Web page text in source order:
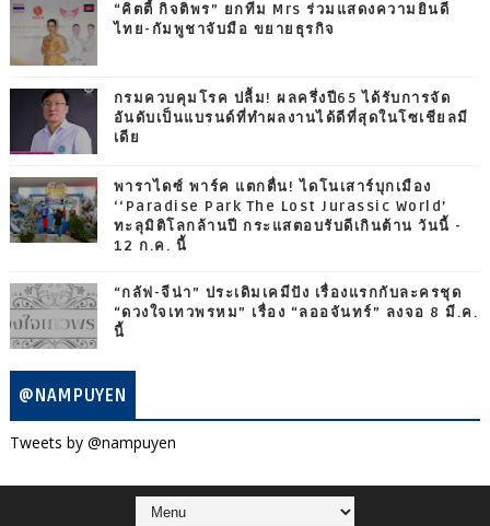
“คิตตี้ กิจติพร” ยกทีม Mrs ร่วมแสดงความยินดี
ไทย-กัมพูชาจับมือ ขยายธุรกิจ
กรมควบคุมโรค ปลื้ม! ผลครึ่งปี65 ได้รับการจัด
อันดับเป็นแบรนด์ที่ทำผลงานได้ดีที่สุดในโซเชียลมี
เดีย
พาราไดซ์ พาร์ค แตกตื่น! ไดโนเสาร์บุกเมือง
‘‘Paradise Park The Lost Jurassic World’
ทะลุมิติโลกล้านปี กระแสตอบรับดีเกินต้าน วันนี้ -
12 ก.ค. นี้
“กลัฟ-จีน่า” ประเดิมเคมีปัง เรื่องแรกกับละครชุด
“ดวงใจเทวพรหม” เรื่อง “ลออจันทร์” ลงจอ 8 มี.ค.
นี้
@NAMPUYEN
Tweets by @nampuyen